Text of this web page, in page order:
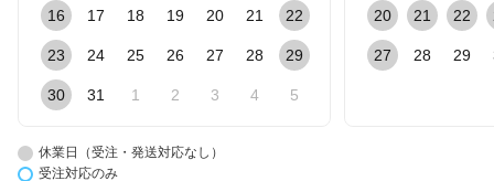
16 17 18 19 20 21 22
23 24 25 26 27 28 29
30 31 1 2 3 4 5
20 21 22
27 28 29
休業日（受注・発送対応なし）
受注対応のみ